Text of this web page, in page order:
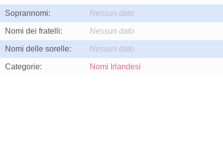
Soprannomi: Nessun dato
Nomi dei fratelli: Nessun dato
Nomi delle sorelle: Nessun dato
Categorie: Nomi Irlandesi